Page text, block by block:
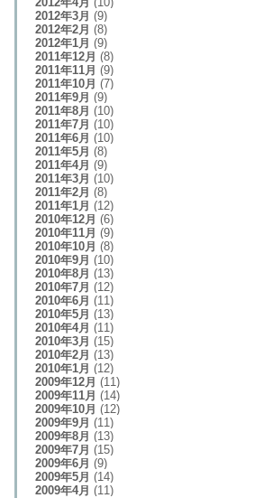
2012年3月 (9)
2012年2月 (8)
2012年1月 (9)
2011年12月 (8)
2011年11月 (9)
2011年10月 (7)
2011年9月 (9)
2011年8月 (10)
2011年7月 (10)
2011年6月 (10)
2011年5月 (8)
2011年4月 (9)
2011年3月 (10)
2011年2月 (8)
2011年1月 (12)
2010年12月 (6)
2010年11月 (9)
2010年10月 (8)
2010年9月 (10)
2010年8月 (13)
2010年7月 (12)
2010年6月 (11)
2010年5月 (13)
2010年4月 (11)
2010年3月 (15)
2010年2月 (13)
2010年1月 (12)
2009年12月 (11)
2009年11月 (14)
2009年10月 (12)
2009年9月 (11)
2009年8月 (13)
2009年7月 (15)
2009年6月 (9)
2009年5月 (14)
2009年4月 (11)